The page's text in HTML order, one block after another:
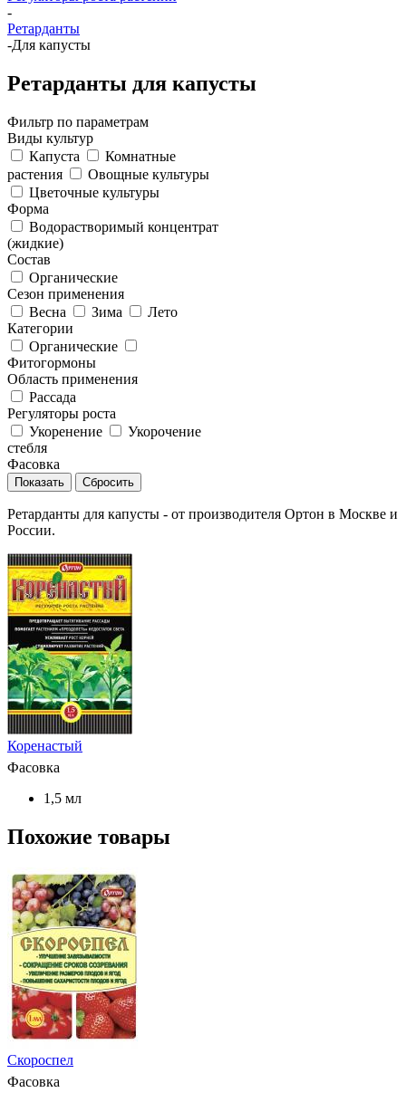
-
Ретарданты
-Для капусты
Ретарданты для капусты
Фильтр по параметрам
Виды культур
Капуста
Комнатные
растения
Овощные культуры
Цветочные культуры
Форма
Водорастворимый концентрат
(жидкие)
Состав
Органические
Сезон применения
Весна
Зима
Лето
Категории
Органические
Фитогормоны
Область применения
Рассада
Регуляторы роста
Укоренение
Укорочение
стебля
Фасовка
Сбросить
Ретарданты для капусты - от производителя Ортон в Москве и
России.
Коренастый
Фасовка
1,5 мл
Похожие товары
Скороспел
Фасовка